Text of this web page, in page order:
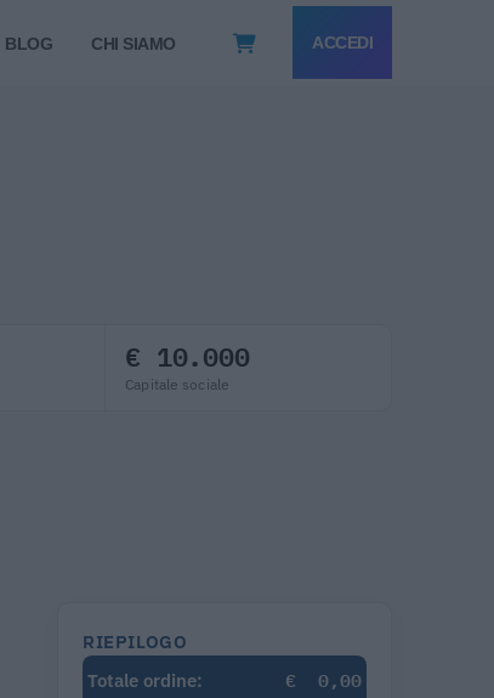
BLOG CHI SIAMO ACCEDI
€ 10.000
Capitale sociale
RIEPILOGO
Totale ordine:
€ 0,00